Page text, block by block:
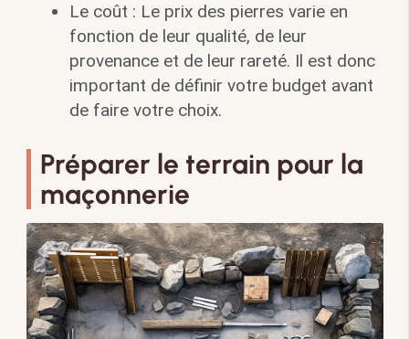
Le coût : Le prix des pierres varie en
fonction de leur qualité, de leur
provenance et de leur rareté. Il est donc
important de définir votre budget avant
de faire votre choix.
Préparer le terrain pour la
maçonnerie